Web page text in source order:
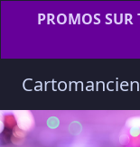
PROMOS SUR